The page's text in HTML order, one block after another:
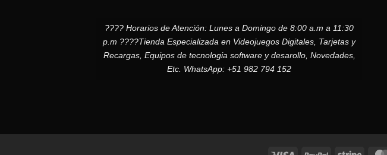
???? Horarios de Atención: Lunes a Domingo de 8:00 a.m a 11:30
p.m ????Tienda Especializada en Videojuegos Digitales, Tarjetas y
Recargas, Equipos de tecnologia software y desarollo, Novedades,
Etc. WhatsApp: +51 982 794 152